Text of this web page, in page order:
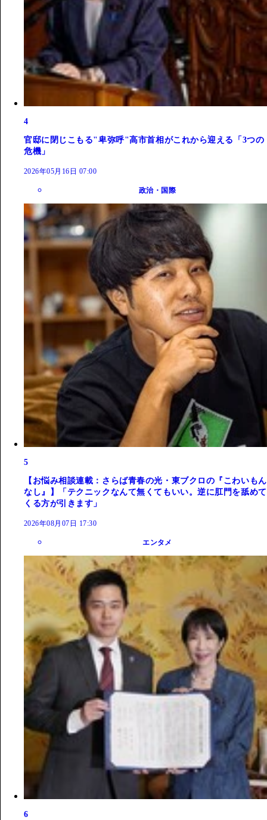
4
官邸に閉じこもる"卑弥呼"高市首相がこれから迎える「3つの
危機」
2026年05月16日 07:00
政治・国際
5
【お悩み相談連載：さらば青春の光・東ブクロの『こわいもん
なし』】「テクニックなんて無くてもいい。逆に肛門を舐めて
くる方が引きます」
2026年08月07日 17:30
エンタメ
6